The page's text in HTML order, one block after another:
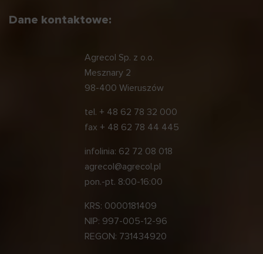
Dane kontaktowe:
Agrecol Sp. z o.o.
Mesznary 2
98-400 Wieruszów
tel. + 48 62 78 32 000
fax + 48 62 78 44 445
infolinia: 62 72 08 018
agrecol@agrecol.pl
pon.-pt. 8:00-16:00
KRS: 0000181409
NIP: 997-005-12-96
REGON: 731434920